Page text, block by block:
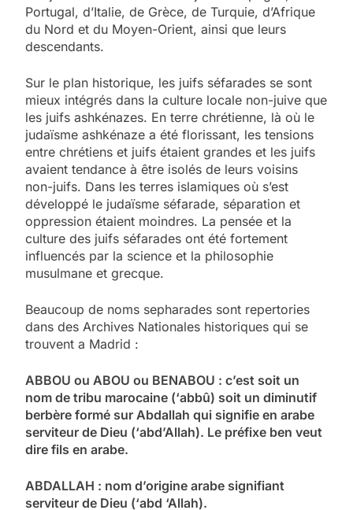
Portugal, d’Italie, de Grèce, de Turquie, d’Afrique
du Nord et du Moyen-Orient, ainsi que leurs
descendants.
Sur le plan historique, les juifs séfarades se sont
mieux intégrés dans la culture locale non-juive que
les juifs ashkénazes. En terre chrétienne, là où le
judaïsme ashkénaze a été florissant, les tensions
entre chrétiens et juifs étaient grandes et les juifs
avaient tendance à être isolés de leurs voisins
non-juifs. Dans les terres islamiques où s’est
développé le judaïsme séfarade, séparation et
oppression étaient moindres. La pensée et la
culture des juifs séfarades ont été fortement
influencés par la science et la philosophie
musulmane et grecque.
Beaucoup de noms sepharades sont repertories
dans des Archives Nationales historiques qui se
trouvent a Madrid :
ABBOU ou ABOU ou BENABOU : c’est soit un
nom de tribu marocaine (‘abbû) soit un diminutif
berbère formé sur Abdallah qui signifie en arabe
serviteur de Dieu (‘abd’Allah). Le préfixe ben veut
dire fils en arabe.
ABDALLAH : nom d’origine arabe signifiant
serviteur de Dieu (‘abd ‘Allah).